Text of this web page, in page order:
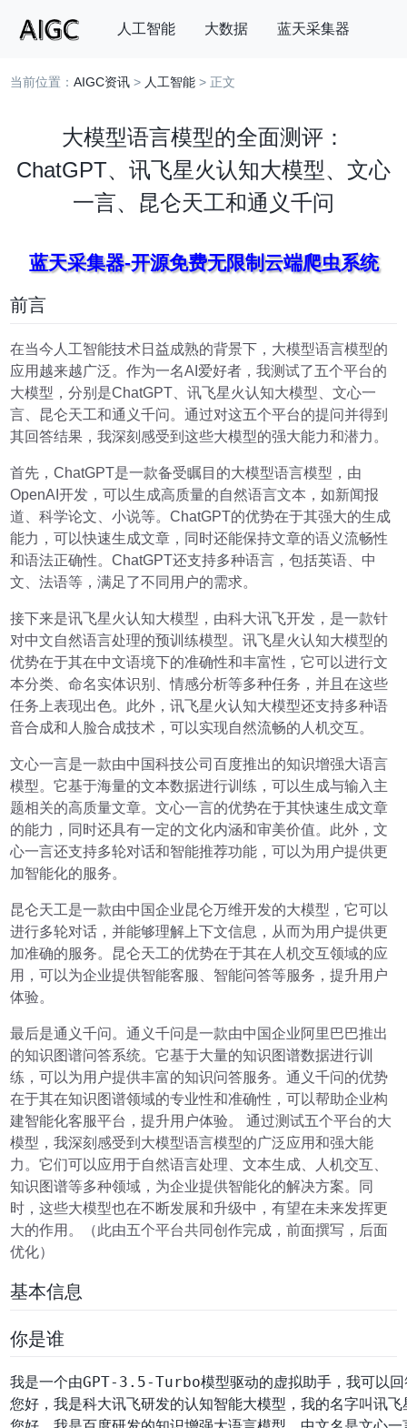
人工智能 大数据 蓝天采集器
搜索
当前位置：AIGC资讯 > 人工智能 > 正文
大模型语言模型的全面测评：
ChatGPT、讯飞星火认知大模型、文心
一言、昆仑天工和通义千问
蓝天采集器-开源免费无限制云端爬虫系统
前言
在当今人工智能技术日益成熟的背景下，大模型语言模型的
应用越来越广泛。作为一名AI爱好者，我测试了五个平台的
大模型，分别是ChatGPT、讯飞星火认知大模型、文心一
言、昆仑天工和通义千问。通过对这五个平台的提问并得到
其回答结果，我深刻感受到这些大模型的强大能力和潜力。
首先，ChatGPT是一款备受瞩目的大模型语言模型，由
OpenAI开发，可以生成高质量的自然语言文本，如新闻报
道、科学论文、小说等。ChatGPT的优势在于其强大的生成
能力，可以快速生成文章，同时还能保持文章的语义流畅性
和语法正确性。ChatGPT还支持多种语言，包括英语、中
文、法语等，满足了不同用户的需求。
接下来是讯飞星火认知大模型，由科大讯飞开发，是一款针
对中文自然语言处理的预训练模型。讯飞星火认知大模型的
优势在于其在中文语境下的准确性和丰富性，它可以进行文
本分类、命名实体识别、情感分析等多种任务，并且在这些
任务上表现出色。此外，讯飞星火认知大模型还支持多种语
音合成和人脸合成技术，可以实现自然流畅的人机交互。
文心一言是一款由中国科技公司百度推出的知识增强大语言
模型。它基于海量的文本数据进行训练，可以生成与输入主
题相关的高质量文章。文心一言的优势在于其快速生成文章
的能力，同时还具有一定的文化内涵和审美价值。此外，文
心一言还支持多轮对话和智能推荐功能，可以为用户提供更
加智能化的服务。
昆仑天工是一款由中国企业昆仑万维开发的大模型，它可以
进行多轮对话，并能够理解上下文信息，从而为用户提供更
加准确的服务。昆仑天工的优势在于其在人机交互领域的应
用，可以为企业提供智能客服、智能问答等服务，提升用户
体验。
最后是通义千问。通义千问是一款由中国企业阿里巴巴推出
的知识图谱问答系统。它基于大量的知识图谱数据进行训
练，可以为用户提供丰富的知识问答服务。通义千问的优势
在于其在知识图谱领域的专业性和准确性，可以帮助企业构
建智能化客服平台，提升用户体验。 通过测试五个平台的大
模型，我深刻感受到大模型语言模型的广泛应用和强大能
力。它们可以应用于自然语言处理、文本生成、人机交互、
知识图谱等多种领域，为企业提供智能化的解决方案。同
时，这些大模型也在不断发展和升级中，有望在未来发挥更
大的作用。（此由五个平台共同创作完成，前面撰写，后面
优化）
基本信息
你是谁